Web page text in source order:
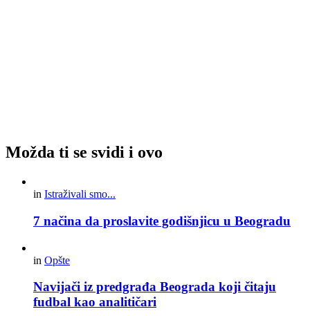
Možda ti se svidi i ovo
in Istraživali smo...
7 načina da proslavite godišnjicu u Beogradu
in Opšte
Navijači iz predgrađa Beograda koji čitaju
fudbal kao analitičari